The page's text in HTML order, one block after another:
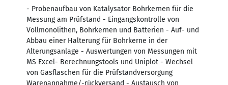
- Probenaufbau von Katalysator Bohrkernen für die
Messung am Prüfstand - Eingangskontrolle von
Vollmonolithen, Bohrkernen und Batterien - Auf- und
Abbau einer Halterung für Bohrkerne in der
Alterungsanlage - Auswertungen von Messungen mit
MS Excel- Berechnungstools und Uniplot - Wechsel
von Gasflaschen für die Prüfstandversorgung
Warenannahme/-rückversand - Austausch von